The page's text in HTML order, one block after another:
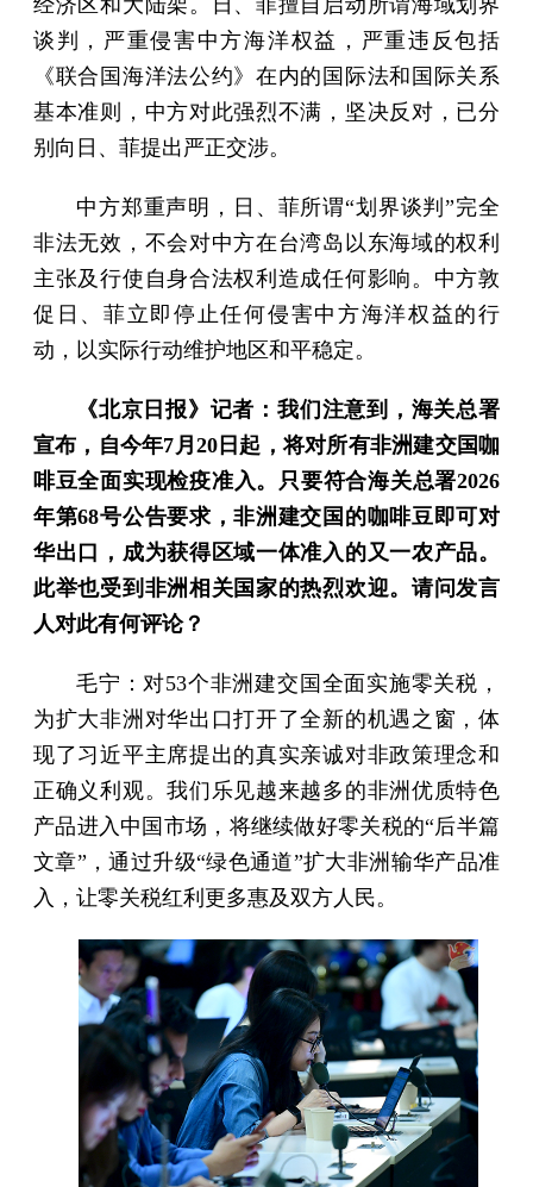
谈判，严重侵害中方海洋权益，严重违反包括
《联合国海洋法公约》在内的国际法和国际关系
基本准则，中方对此强烈不满，坚决反对，已分
别向日、菲提出严正交涉。
中方郑重声明，日、菲所谓“划界谈判”完全
非法无效，不会对中方在台湾岛以东海域的权利
主张及行使自身合法权利造成任何影响。中方敦
促日、菲立即停止任何侵害中方海洋权益的行
动，以实际行动维护地区和平稳定。
《北京日报》记者：我们注意到，海关总署
宣布，自今年7月20日起，将对所有非洲建交国咖
啡豆全面实现检疫准入。只要符合海关总署2026
年第68号公告要求，非洲建交国的咖啡豆即可对
华出口，成为获得区域一体准入的又一农产品。
此举也受到非洲相关国家的热烈欢迎。请问发言
人对此有何评论？
毛宁：对53个非洲建交国全面实施零关税，
为扩大非洲对华出口打开了全新的机遇之窗，体
现了习近平主席提出的真实亲诚对非政策理念和
正确义利观。我们乐见越来越多的非洲优质特色
产品进入中国市场，将继续做好零关税的“后半篇
文章”，通过升级“绿色通道”扩大非洲输华产品准
入，让零关税红利更多惠及双方人民。